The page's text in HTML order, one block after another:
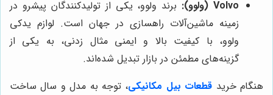
Volvo (ولوو):
برند ولوو، یکی از تولیدکنندگان پیشرو در
زمینه ماشین‌آلات راهسازی در جهان است. لوازم یدکی
ولوو، با کیفیت بالا و ایمنی مثال زدنی، به یکی از
گزینه‌های مطمئن در بازار تبدیل شده‌اند.
هنگام خرید قطعات بیل مکانیکی، توجه به مدل و سال ساخت